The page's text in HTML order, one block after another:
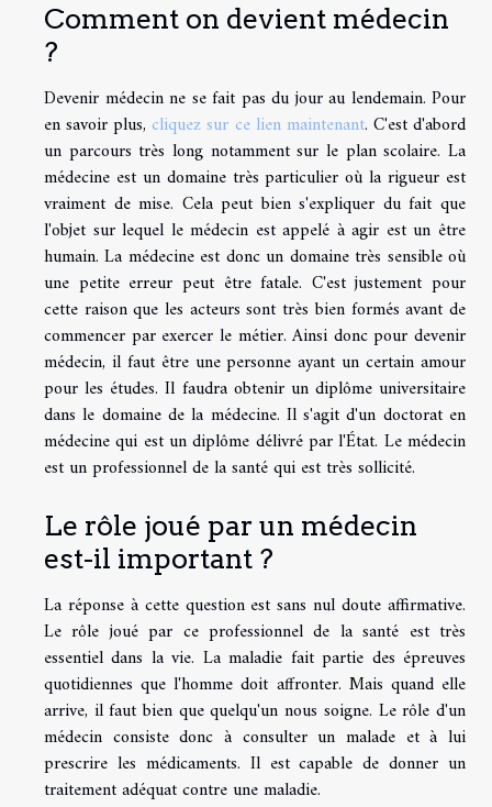
Comment on devient médecin
?
Devenir médecin ne se fait pas du jour au lendemain. Pour
en savoir plus,cliquez sur ce lien maintenant. C'est d'abord
un parcours très long notamment sur le plan scolaire. La
médecine est un domaine très particulier où la rigueur est
vraiment de mise. Cela peut bien s'expliquer du fait que
l'objet sur lequel le médecin est appelé à agir est un être
humain. La médecine est donc un domaine très sensible où
une petite erreur peut être fatale. C'est justement pour
cette raison que les acteurs sont très bien formés avant de
commencer par exercer le métier. Ainsi donc pour devenir
médecin, il faut être une personne ayant un certain amour
pour les études. Il faudra obtenir un diplôme universitaire
dans le domaine de la médecine. Il s'agit d'un doctorat en
médecine qui est un diplôme délivré par l'État. Le médecin
est un professionnel de la santé qui est très sollicité.
Le rôle joué par un médecin
est-il important ?
La réponse à cette question est sans nul doute affirmative.
Le rôle joué par ce professionnel de la santé est très
essentiel dans la vie. La maladie fait partie des épreuves
quotidiennes que l'homme doit affronter. Mais quand elle
arrive, il faut bien que quelqu'un nous soigne. Le rôle d'un
médecin consiste donc à consulter un malade et à lui
prescrire les médicaments. Il est capable de donner un
traitement adéquat contre une maladie.